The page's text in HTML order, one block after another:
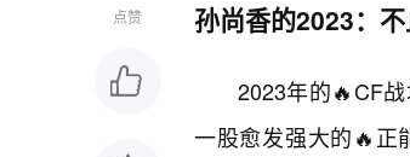
点赞 孙尚香的2023：
2023年的🔥CF
一股愈发强大的🔥